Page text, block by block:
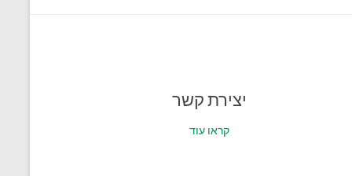
יצירת קשר
קראו עוד